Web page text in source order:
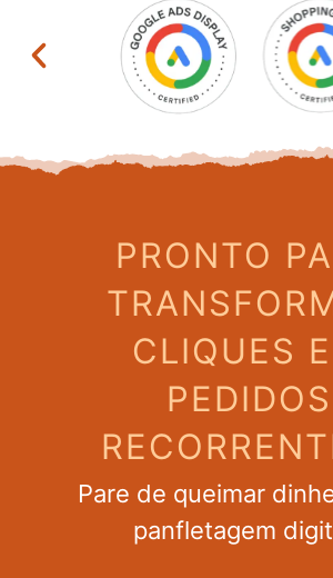
PRONTO
CLIQUES
PEDIDOS
Pare de queimar
panfletagem